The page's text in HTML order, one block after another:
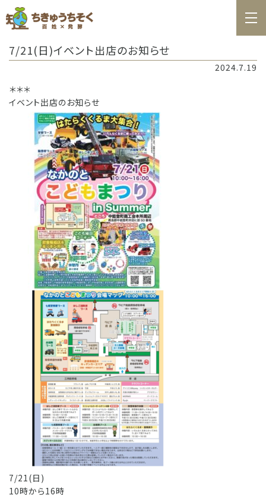
百姓日記
お問合せ
料理教室カレンダー
商品の購入
7/21(日)イベント出店のお知らせ
2024.7.19
＊＊＊
イベント出店のお知らせ
7/21(日)
10時から16時